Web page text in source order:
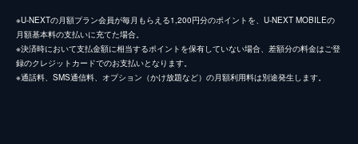
※U-NEXTの月額プラン会員が毎月もらえる1,200円分のポイントを、U-NEXT MOBILEの
月額基本料の支払いに充てた場合。
※決済時において支払金額に相当するポイントを保有していない場合、差額分の料金はご登
録のクレジットカードでのお支払いとなります。
※通話料、SMS通信料、オプション（かけ放題など）の月額利用料は別途発生します。